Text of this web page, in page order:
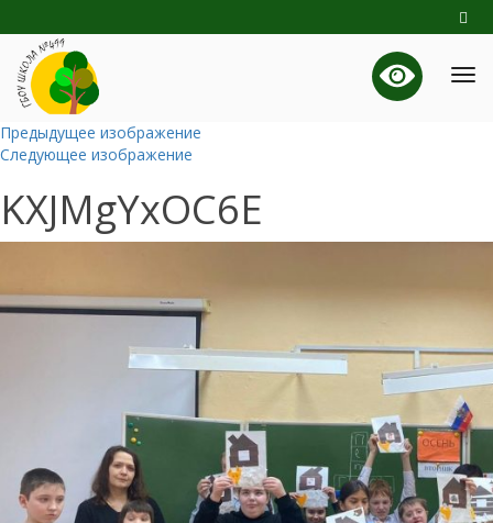
Предыдущее изображение
Следующее изображение
KXJMgYxOC6E